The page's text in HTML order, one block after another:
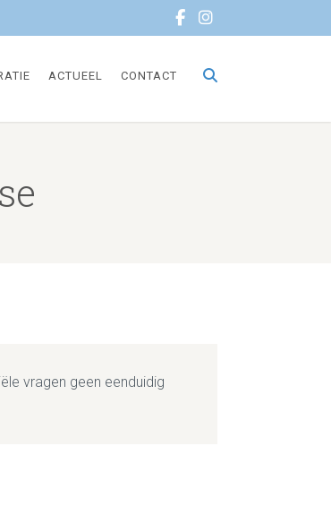
ACTUEEL CONTACT
vragen geen eenduidig